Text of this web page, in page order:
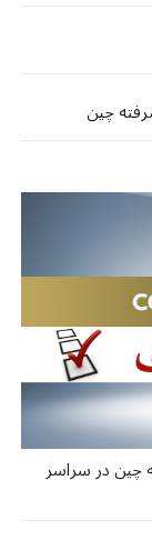
چین
چین در سراسر